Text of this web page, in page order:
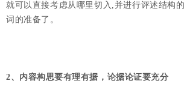
就可以直接考虑从哪里切入,并进行评述结构
词的准备了。
2、内容构思要有理有据，论据论证要充分